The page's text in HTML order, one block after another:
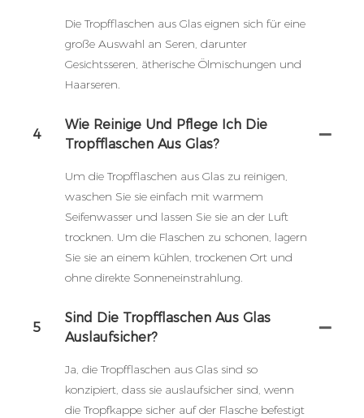
Die Tropfflaschen aus Glas eignen sich für eine
große Auswahl an Seren, darunter
Gesichtsseren, ätherische Ölmischungen und
Haarseren.
4
Wie Reinige Und Pflege Ich Die
Tropfflaschen Aus Glas?
Um die Tropfflaschen aus Glas zu reinigen,
waschen Sie sie einfach mit warmem
Seifenwasser und lassen Sie sie an der Luft
trocknen. Um die Flaschen zu schonen, lagern
Sie sie an einem kühlen, trockenen Ort und
ohne direkte Sonneneinstrahlung.
5
Sind Die Tropfflaschen Aus Glas
Auslaufsicher?
Ja, die Tropfflaschen aus Glas sind so
konzipiert, dass sie auslaufsicher sind, wenn
die Tropfkappe sicher auf der Flasche befestigt